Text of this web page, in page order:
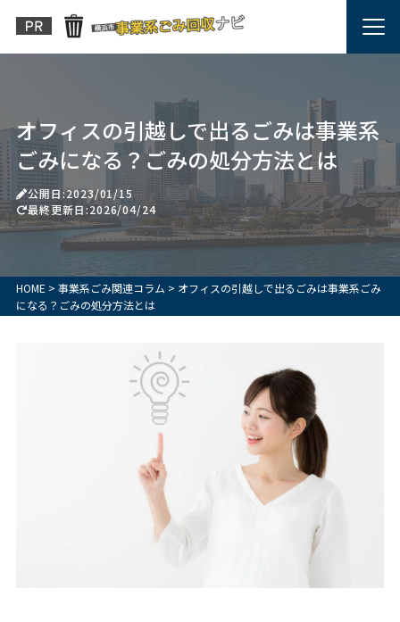
オフィスの引越しで出るごみは事業系
ごみになる？ごみの処分方法とは
公開日:2023/01/15
最終更新日:2026/04/24
HOME > 事業系ごみ関連コラム > オフィスの引越しで出るごみは事業系ごみ
になる？ごみの処分方法とは